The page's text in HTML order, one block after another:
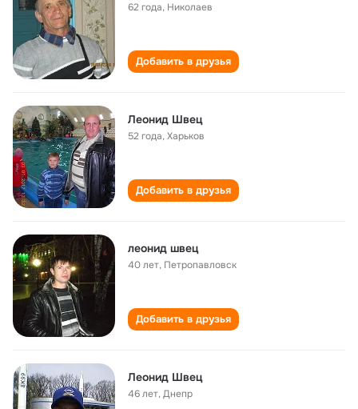
62 года, Николаев
Добавить в друзья
Леонид Швец
52 года,Харьков
Добавить в друзья
леонид швец
40 лет, Петропавловск
Добавить в друзья
Леонид Швец
46 лет,Днепр